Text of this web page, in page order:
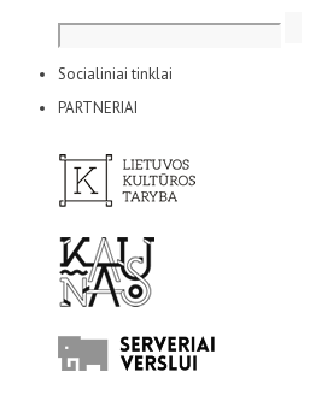
Socialiniai tinklai
PARTNERIAI